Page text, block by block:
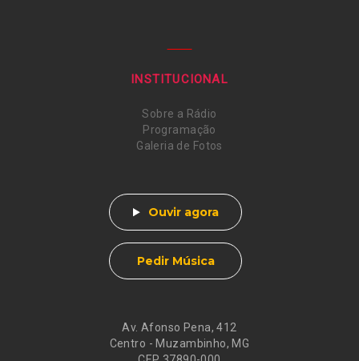
Av. Afonso Pena, 412
Centro - Muzambinho, MG
INSTITUCIONAL
Sobre a Rádio
Programação
Galeria de Fotos
Ouvir agora
Pedir Música